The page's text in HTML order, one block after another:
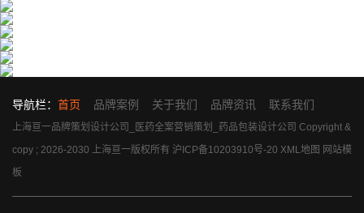
导航栏： 首页 品牌案例 关于我们 品牌资讯 联系我们
上海亘一品牌策划设计公司_医药全案营销策划_药品包装设计公司 Copyright &
copy ; 2026-2030 上海亘一版权所有 沪ICP备10203910号-20 XML地图 网站模
板